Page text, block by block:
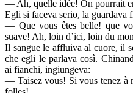
— Ah, quelle idée! On pourrait
Egli si faceva serio, la guardava
— Que vous êtes belle! que
suave! Ah, loin d’ici, loin du
Il sangue le affluiva al cuore, il
che egli le parlava così.
ai fianchi, ingiungeva:
— Taisez vous! Si vous tenez à